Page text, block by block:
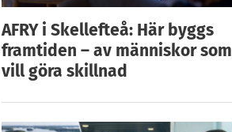
AFRY i Skellefteå: Här byggs
framtiden – av människor som
vill göra skillnad